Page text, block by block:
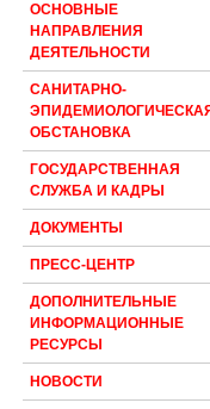
ОСНОВНЫЕ
НАПРАВЛЕНИЯ
ДЕЯТЕЛЬНОСТИ
САНИТАРНО-
ЭПИДЕМИОЛОГИЧЕСКАЯ
ОБСТАНОВКА
ГОСУДАРСТВЕННАЯ
СЛУЖБА И КАДРЫ
ДОКУМЕНТЫ
ПРЕСС-ЦЕНТР
ДОПОЛНИТЕЛЬНЫЕ
ИНФОРМАЦИОННЫЕ
РЕСУРСЫ
НОВОСТИ